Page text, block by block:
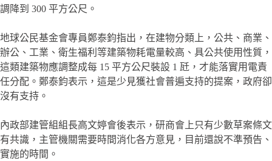
調降到 300 平方公尺。
地球公民基金會專員鄭泰鈞指出，在建物分類上，公共、商業、
辦公、工業、衛生福利等建築物耗電量較高、具公共使用性質，
這類建築物應調整成每 15 平方公尺裝設 1 瓩，才能落實用電責
任分配。鄭泰鈞表示，這是少見獲社會普遍支持的提案，政府卻
沒有支持。
內政部建管組組長高文婷會後表示，研商會上只有少數草案條文
有共識，主管機關需要時間消化各方意見，目前還說不準預告、
實施的時間。